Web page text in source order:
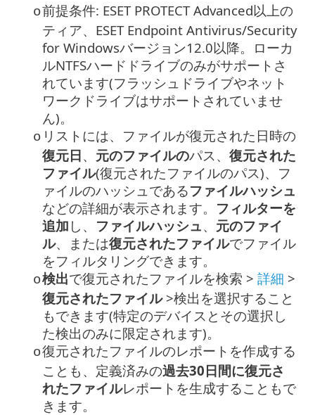
o前提条件: ESET PROTECT Advanced以上の
ティア、ESET Endpoint Antivirus/Security
for Windowsバージョン12.0以降。ローカ
ルNTFSハードドライブのみがサポートさ
れています(フラッシュドライブやネット
ワークドライブはサポートされていませ
ん)。
o リストには、ファイルが復元された日時の
復元日、 元のファイルのパス、 復元された
ファイル(復元されたファイルのパス)、フ
ァイルのハッシュであるファイルハッシュ
などの詳細が表示されます。 フィルターを
追加 し、 ファイルハッシュ、 元のファイ
ル、または復元されたファイルでファイル
をフィルタリングできます。
o検出で復元されたファイルを検索 > 詳細 >
復元されたファイル>検出を選択すること
もできます(特定のデバイスとその選択し
た検出のみに限定されます)。
o復元されたファイルのレポートを作成する
ことも、定義済みの過去30日間に復元さ
れたファイルレポートを生成することもで
きます。